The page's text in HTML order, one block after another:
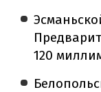
120